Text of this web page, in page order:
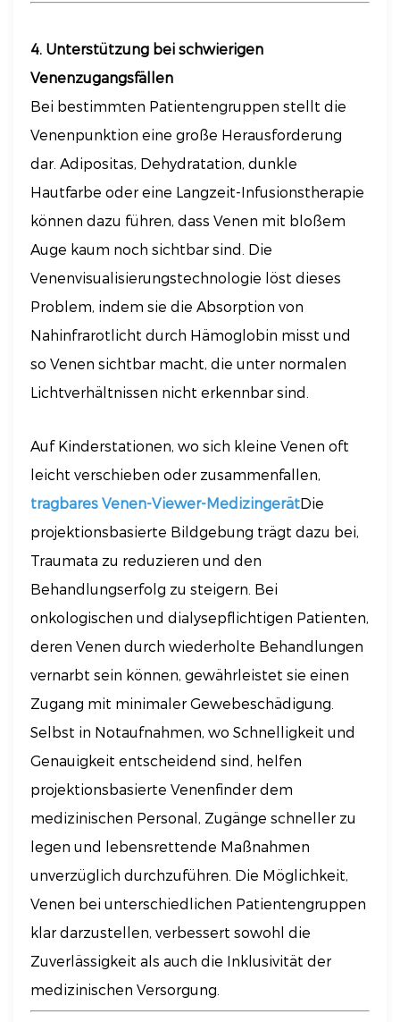
4. Unterstützung bei schwierigen
Venenzugangsfällen
Bei bestimmten Patientengruppen stellt die
Venenpunktion eine große Herausforderung
dar. Adipositas, Dehydratation, dunkle
Hautfarbe oder eine Langzeit-Infusionstherapie
können dazu führen, dass Venen mit bloßem
Auge kaum noch sichtbar sind. Die
Venenvisualisierungstechnologie löst dieses
Problem, indem sie die Absorption von
Nahinfrarotlicht durch Hämoglobin misst und
so Venen sichtbar macht, die unter normalen
Lichtverhältnissen nicht erkennbar sind.
Auf Kinderstationen, wo sich kleine Venen oft
leicht verschieben oder zusammenfallen,
tragbares Venen-Viewer-MedizingerätDie
projektionsbasierte Bildgebung trägt dazu bei,
Traumata zu reduzieren und den
Behandlungserfolg zu steigern. Bei
onkologischen und dialysepflichtigen Patienten,
deren Venen durch wiederholte Behandlungen
vernarbt sein können, gewährleistet sie einen
Zugang mit minimaler Gewebeschädigung.
Selbst in Notaufnahmen, wo Schnelligkeit und
Genauigkeit entscheidend sind, helfen
projektionsbasierte Venenfinder dem
medizinischen Personal, Zugänge schneller zu
legen und lebensrettende Maßnahmen
unverzüglich durchzuführen. Die Möglichkeit,
Venen bei unterschiedlichen Patientengruppen
klar darzustellen, verbessert sowohl die
Zuverlässigkeit als auch die Inklusivität der
medizinischen Versorgung.